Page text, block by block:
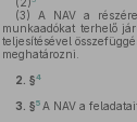
(3) A NAV a
munkaadókat terhelő
teljesítésével
meghatározni.
2. §4
3. §5 A NAV a